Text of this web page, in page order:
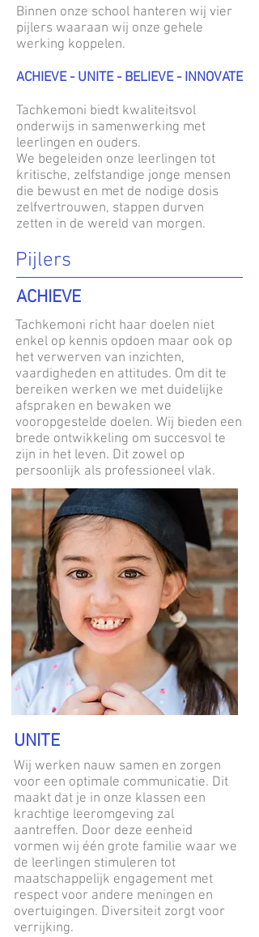
Binnen onze school hanteren wij vier
pijlers waaraan wij onze gehele
werking koppelen.
ACHIEVE - UNITE - BELIEVE - INNOVATE
Tachkemoni biedt kwaliteitsvol
onderwijs in samenwerking met
leerlingen en ouders.
We begeleiden onze leerlingen tot
kritische, zelfstandige jonge mensen
die bewust en met de nodige dosis
zelfvertrouwen, stappen durven
zetten in de wereld van morgen.
Pijlers
UNITE
Wij werken nauw samen en zorgen
voor een optimale communicatie. Dit
maakt dat je in onze klassen een
krachtige leeromgeving zal
aantreffen. Door deze eenheid
vormen wij één grote familie waar we
de leerlingen stimuleren tot
maatschappelijk engagement met
respect voor andere meningen en
overtuigingen. Diversiteit zorgt voor
verrijking.
ACHIEVE
Tachkemoni richt haar doelen niet
enkel op kennis opdoen maar ook op
het verwerven van inzichten,
vaardigheden en attitudes. Om dit te
bereiken werken we met duidelijke
afspraken en bewaken we
vooropgestelde doelen. Wij bieden een
brede ontwikkeling om succesvol te
zijn in het leven. Dit zowel op
persoonlijk als professioneel vlak.